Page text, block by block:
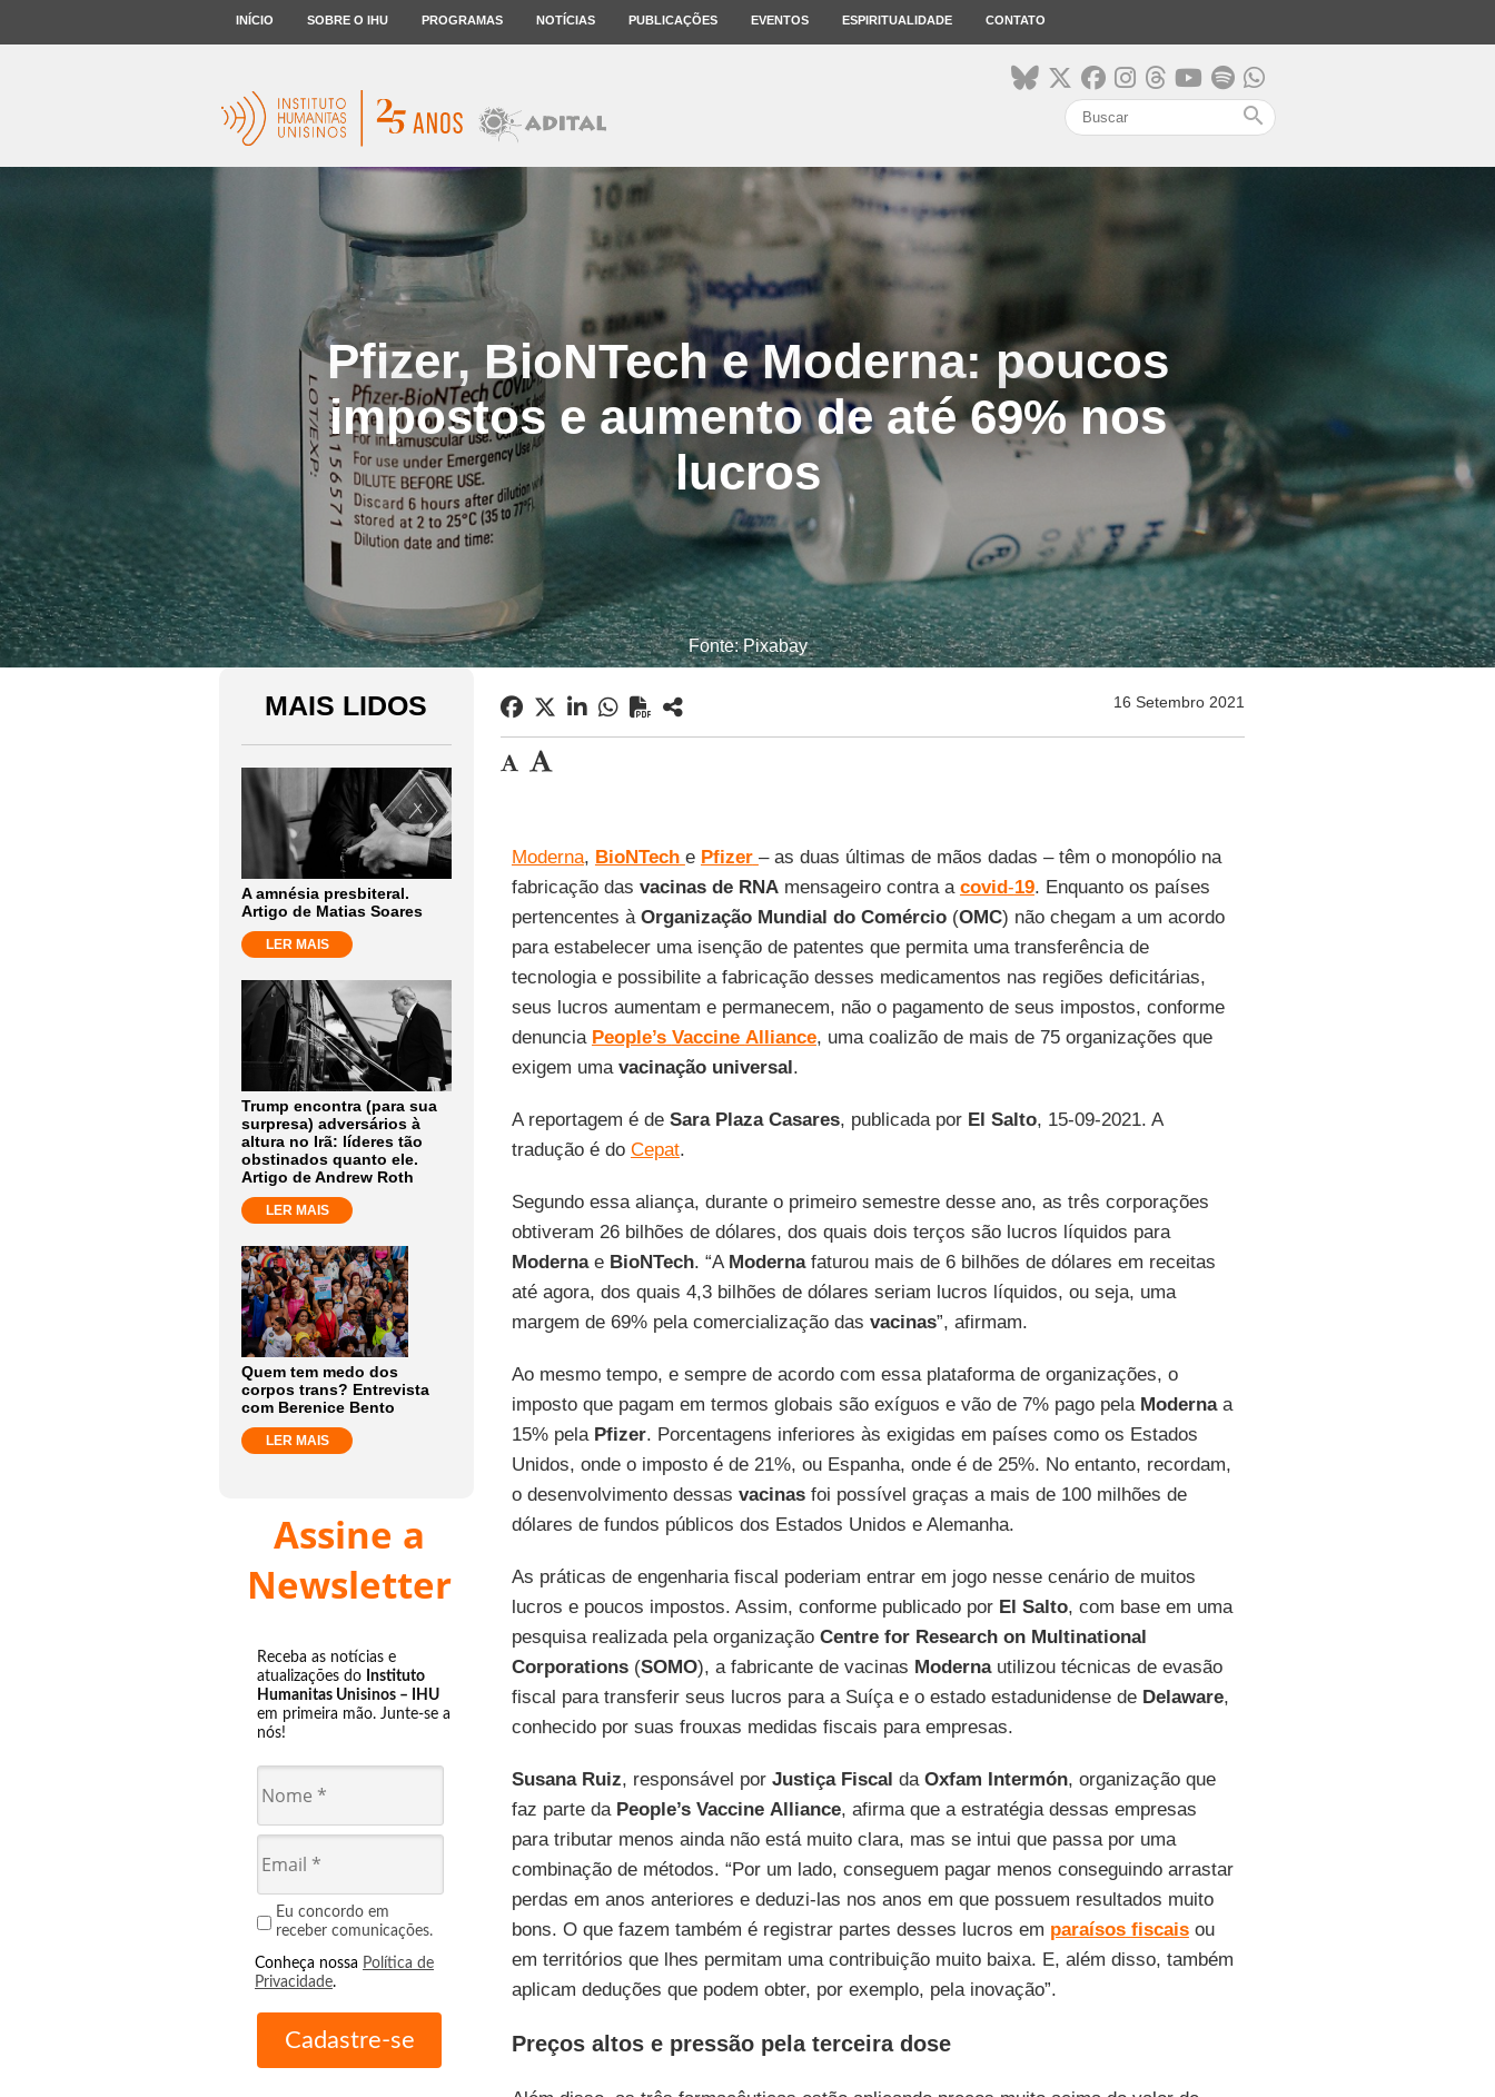
INÍCIO SOBRE O IHU PROGRAMAS NOTÍCIAS PUBLICAÇÕES EVENTOS ESPIRITUALIDADE CONTATO
search
Pfizer, BioNTech e Moderna: poucos
impostos e aumento de até 69% nos
lucros
Fonte: Pixabay
MAIS LIDOS
A amnésia presbiteral.
Artigo de Matias Soares
LER MAIS
Trump encontra (para sua
surpresa) adversários à
altura no Irã: líderes tão
obstinados quanto ele.
Artigo de Andrew Roth
LER MAIS
Quem tem medo dos
corpos trans? Entrevista
com Berenice Bento
LER MAIS
Assine a
Newsletter
Receba as notícias e
atualizações do Instituto
Humanitas Unisinos – IHU
em primeira mão. Junte-se a
nós!
Eu concordo em
receber comunicações.
Conheça nossa Política de
Privacidade.
16 Setembro 2021
Moderna, BioNTech e Pfizer – as duas últimas de mãos dadas – têm o monopólio na
fabricação das vacinas de RNAmensageiro contra a covid-19. Enquanto os países
pertencentes à Organização Mundial do Comércio(OMC) não chegam a um acordo
para estabelecer uma isenção de patentes que permita uma transferência de
tecnologia e possibilite a fabricação desses medicamentos nas regiões deficitárias,
seus lucros aumentam e permanecem, não o pagamento de seus impostos, conforme
denuncia People’s Vaccine Alliance, uma coalizão de mais de 75 organizações que
exigem uma vacinação universal.
A reportagem é de Sara Plaza Casares, publicada por El Salto, 15-09-2021. A
tradução é do Cepat.
Segundo essa aliança, durante o primeiro semestre desse ano, as três corporações
obtiveram 26 bilhões de dólares, dos quais dois terços são lucros líquidos para
Modernae BioNTech. “A Modernafaturou mais de 6 bilhões de dólares em receitas
até agora, dos quais 4,3 bilhões de dólares seriam lucros líquidos, ou seja, uma
margem de 69% pela comercialização das vacinas”, afirmam.
Ao mesmo tempo, e sempre de acordo com essa plataforma de organizações, o
imposto que pagam em termos globais são exíguos e vão de 7% pago pela Modernaa
15% pela Pfizer. Porcentagens inferiores às exigidas em países como os Estados
Unidos, onde o imposto é de 21%, ou Espanha, onde é de 25%. No entanto, recordam,
o desenvolvimento dessas vacinasfoi possível graças a mais de 100 milhões de
dólares de fundos públicos dos Estados Unidos e Alemanha.
As práticas de engenharia fiscal poderiam entrar em jogo nesse cenário de muitos
lucros e poucos impostos. Assim, conforme publicado por El Salto, com base em uma
pesquisa realizada pela organização Centre for Research on Multinational
Corporations(SOMO), a fabricante de vacinas Modernautilizou técnicas de evasão
fiscal para transferir seus lucros para a Suíça e o estado estadunidense de Delaware,
conhecido por suas frouxas medidas fiscais para empresas.
Susana Ruiz, responsável por Justiça Fiscal da Oxfam Intermón, organização que
faz parte da People’s Vaccine Alliance, afirma que a estratégia dessas empresas
para tributar menos ainda não está muito clara, mas se intui que passa por uma
combinação de métodos. “Por um lado, conseguem pagar menos conseguindo arrastar
perdas em anos anteriores e deduzi-las nos anos em que possuem resultados muito
bons. O que fazem também é registrar partes desses lucros em paraísos fiscaisou
em territórios que lhes permitam uma contribuição muito baixa. E, além disso, também
aplicam deduções que podem obter, por exemplo, pela inovação”.
Preços altos e pressão pela terceira dose